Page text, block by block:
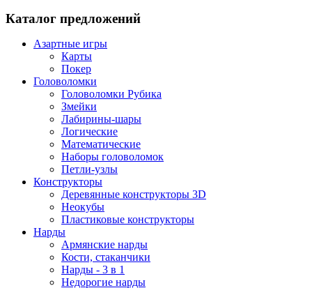
Каталог предложений
Азартные игры
Карты
Покер
Головоломки
Головоломки Рубика
Змейки
Лабирины-шары
Логические
Математические
Наборы головоломок
Петли-узлы
Конструкторы
Деревянные конструкторы 3D
Неокубы
Пластиковые конструкторы
Нарды
Армянские нарды
Кости, стаканчики
Нарды - 3 в 1
Недорогие нарды